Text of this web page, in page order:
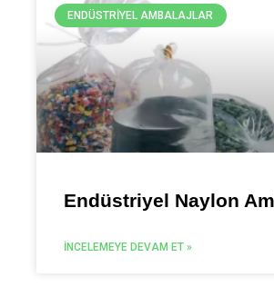
ENDÜSTRIYEL AMBALAJLAR
Endüstriyel Naylon
İNCELEMEYE DEVAM ET »